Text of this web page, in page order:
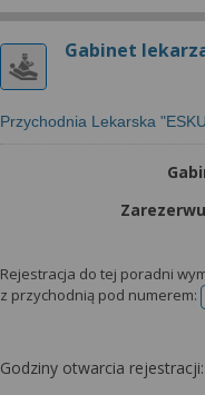
Gabinet
Przychodnia Lekarska
Rejestracja do tej poradni
z przychodnią pod numerem:
Godziny otwarcia rejestracji: